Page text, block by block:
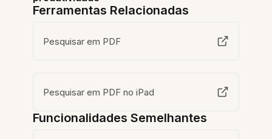
Ferramentas Relacionadas
Pesquisar em PDF
Pesquisar em PDF no iPad
Funcionalidades Semelhantes